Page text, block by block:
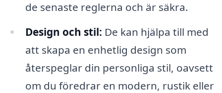
de senaste reglerna och är säkra.
Design och stil: De kan hjälpa till med
att skapa en enhetlig design som
återspeglar din personliga stil, oavsett
om du föredrar en modern, rustik eller